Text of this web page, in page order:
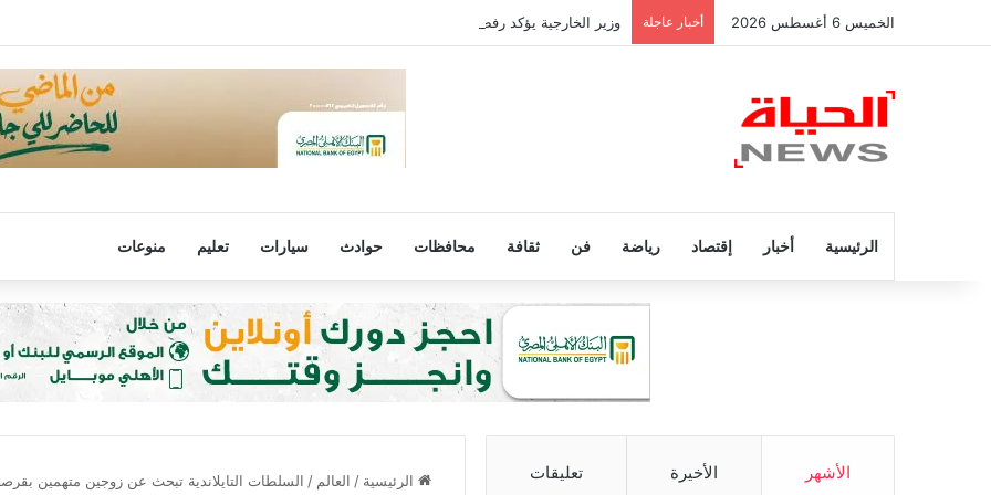
الخميس 6 أغسطس 2026 أخبار عاجلة وزير الخارجية يؤكد رفض مصر لتهجير الفلسطينيين أو المساس بالوضع فى القدس
الرئيسية أخبار إقتصاد رياضة فن ثقافة محافظات حوادث سيارات تعليم منوعات
الرئيسية / العالم / السلطات التايلاندية تبحث عن زوجين متهمين الأشهر الأخيرة تعليقات